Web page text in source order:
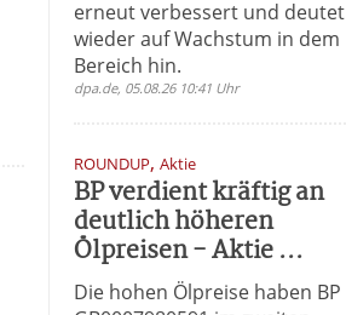
erneut verbessert und deutet
wieder auf Wachstum in dem
Bereich hin.
dpa.de, 05.08.26 10:41 Uhr
ROUNDUP, Aktie
BP verdient kräftig an
deutlich höheren
Ölpreisen - Aktie ...
Die hohen Ölpreise haben BP